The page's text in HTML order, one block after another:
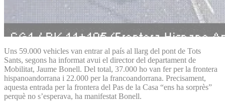
Uns 59.000 vehicles van entrar al país al llarg del pont de Tots
Sants, segons ha informat avui el director del departament de
Mobilitat, Jaume Bonell. Del total, 37.000 ho van fer per la frontera
hispanoandorrana i 22.000 per la francoandorrana. Precisament,
aquesta entrada per la frontera del Pas de la Casa “ens ha sorprès”
perquè no s’esperava, ha manifestat Bonell.